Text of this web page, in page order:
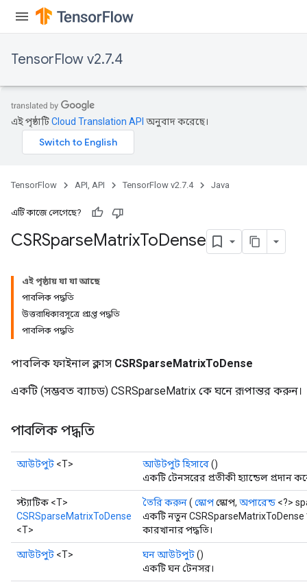
TensorFlow v2.7.4
এই পৃষ্ঠাটিCloud Translation API অনুবাদ করেছে।
TensorFlow API, API TensorFlow v2.7.4 Java
এটি কাজে লেগেছে?
CSRSparseMatrixToDense
এই পৃষ্ঠায় যা যা আছে
পাবলিক পদ্ধতি
উত্তরাধিকারসূত্রে প্রাপ্ত পদ্ধতি
পাবলিক পদ্ধতি
পাবলিক ফাইনাল ক্লাস CSRSparseMatrixToDense
একটি (সম্ভবত ব্যাচড) CSRSparseMatrix কে ঘনে রূপান্তর করুন।
পাবলিক পদ্ধতি
আউটপুট <T> আউটপুট হিসাবে()
একটি টেনসরের প্রতীকী হ্যান্ডেল প্রদান
স্ট্যাটিক <T>
CSRSparseMatrixToDense
<T>
তৈরি করুন( স্কোপস্কোপ, অপারেন্ড <?>
একটি নতুন
কারখানার পদ্ধতি।
আউটপুট <T> ঘন আউটপুট()
একটি ঘন টেনসর।